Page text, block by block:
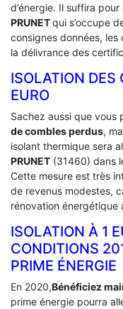
d’énergie. Il suffira pour
PRUNETqui s’occupe
consignes données,
la délivrance des
ISOLATION DES
EURO
Sachez aussi que vous
de combles perdus,
isolant thermique sera
PRUNET (31460) dans
Cette mesure est très
de revenus modestes,
rénovation énergétique
ISOLATION À 1
CONDITIONS
PRIME ÉNERGIE
En 2020,Bénéficiez
prime énergie pourra